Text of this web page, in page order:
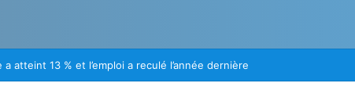
détenus au Mali